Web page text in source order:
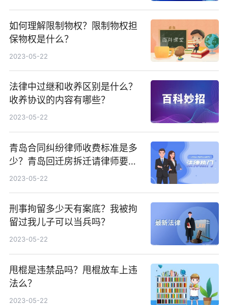
如何理解限制物权？限制物权担
保物权是什么？
2023-05-22
法律中过继和收养区别是什么？
收养协议的内容有哪些？
2023-05-22
青岛合同纠纷律师收费标准是多
少？青岛回迁房拆迁请律师要多
少钱？
2023-05-22
刑事拘留多少天有案底？我被拘
留过我儿子可以当兵吗？
2023-05-22
甩棍是违禁品吗？甩棍放车上违
法么？
2023-05-22